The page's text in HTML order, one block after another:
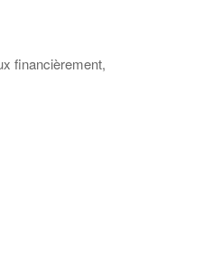
financièrement,